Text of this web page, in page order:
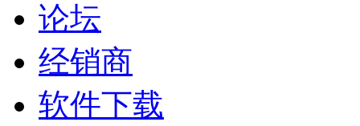
论坛
经销商
软件下载